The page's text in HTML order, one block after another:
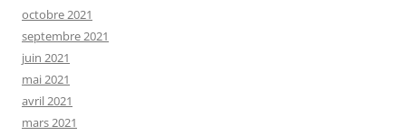
octobre 2021
septembre 2021
juin 2021
mai 2021
avril 2021
mars 2021